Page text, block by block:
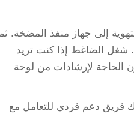
إلى جهاز منفذ المضخة.
شغل الضاغط إذا كنت تريد
الحاجة لإرشادات من لوحة
فريق دعم فردي للتعامل مع